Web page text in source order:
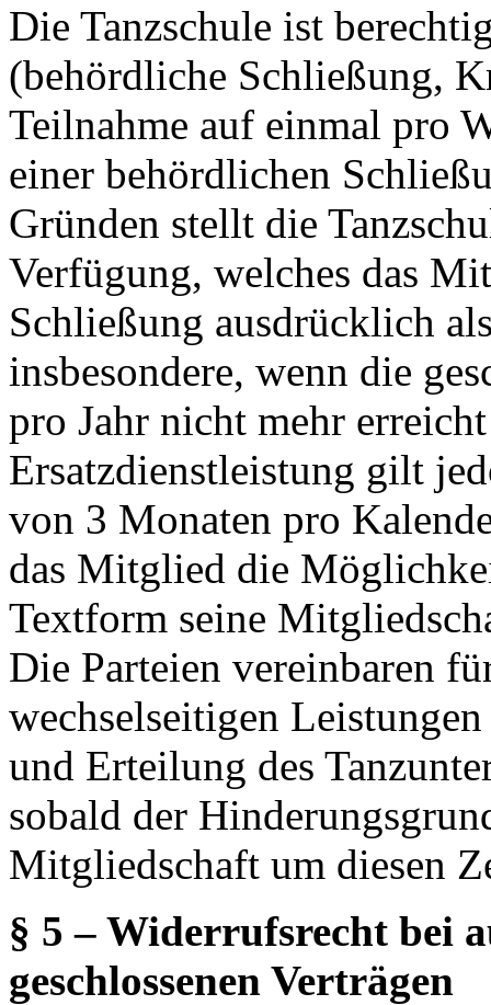
Die Tanzschule ist
(behördliche Schließung,
Teilnahme auf einmal pro
einer behördlichen
Gründen stellt die
Verfügung, welches das
Schließung ausdrücklich
insbesondere, wenn die
pro Jahr nicht mehr
Ersatzdienstleistung gilt
von 3 Monaten pro
das Mitglied die
Textform seine
Die Parteien vereinbaren
wechselseitigen
und Erteilung des
sobald der
Mitgliedschaft um diesen
§ 5 – Widerrufsrecht bei
geschlossenen Verträgen